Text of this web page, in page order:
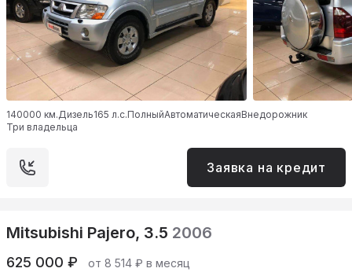
140000 км.Дизель165 л.с.ПолныйАвтоматическаяВнедорожник
Три владельца
Заявка на кредит
Mitsubishi Pajero, 3.5 2006
625 000 ₽ от 8 514 ₽ в месяц